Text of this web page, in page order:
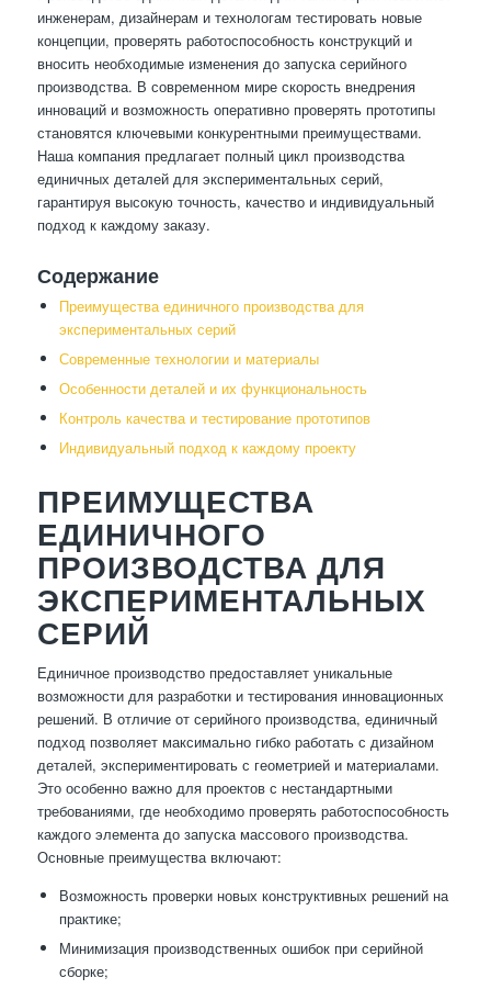
инженерам, дизайнерам и технологам тестировать новые
концепции, проверять работоспособность конструкций и
вносить необходимые изменения до запуска серийного
производства. В современном мире скорость внедрения
инноваций и возможность оперативно проверять прототипы
становятся ключевыми конкурентными преимуществами.
Наша компания предлагает полный цикл производства
единичных деталей для экспериментальных серий,
гарантируя высокую точность, качество и индивидуальный
подход к каждому заказу.
Содержание
Преимущества единичного производства для
экспериментальных серий
Современные технологии и материалы
Особенности деталей и их функциональность
Контроль качества и тестирование прототипов
Индивидуальный подход к каждому проекту
ПРЕИМУЩЕСТВА
ЕДИНИЧНОГО
ПРОИЗВОДСТВА ДЛЯ
ЭКСПЕРИМЕНТАЛЬНЫХ
СЕРИЙ
Единичное производство предоставляет уникальные
возможности для разработки и тестирования инновационных
решений. В отличие от серийного производства, единичный
подход позволяет максимально гибко работать с дизайном
деталей, экспериментировать с геометрией и материалами.
Это особенно важно для проектов с нестандартными
требованиями, где необходимо проверять работоспособность
каждого элемента до запуска массового производства.
Основные преимущества включают:
Возможность проверки новых конструктивных решений на
практике;
Минимизация производственных ошибок при серийной
сборке;